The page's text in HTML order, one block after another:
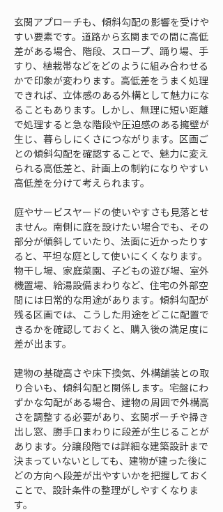
玄関アプローチも、傾斜勾配の影響を受けや
すい要素です。道路から玄関までの間に高低
差がある場合、階段、スロープ、踊り場、手
すり、植栽帯などをどのように組み合わせる
かで印象が変わります。高低差をうまく処理
できれば、立体感のある外構として魅力にな
ることもあります。しかし、無理に短い距離
で処理すると急な階段や圧迫感のある擁壁が
生じ、暮らしにくさにつながります。区画ご
との傾斜勾配を確認することで、魅力に変え
られる高低差と、計画上の制約になりやすい
高低差を分けて考えられます。
庭やサービスヤードの使いやすさも見落とせ
ません。南側に庭を設けたい場合でも、その
部分が傾斜していたり、法面に近かったりす
ると、平坦な庭として使いにくくなります。
物干し場、家庭菜園、子どもの遊び場、室外
機置場、給湯設備まわりなど、住宅の外部空
間には日常的な用途があります。傾斜勾配が
残る区画では、こうした用途をどこに配置で
きるかを確認しておくと、購入後の満足度に
差が出ます。
建物の基礎高さや床下換気、外構舗装との取
り合いも、傾斜勾配と関係します。宅盤にわ
ずかな勾配がある場合、建物の周囲で外構高
さを調整する必要があり、玄関ポーチや掃き
出し窓、勝手口まわりに段差が生じることが
あります。分譲段階では詳細な建築設計まで
決まっていないとしても、建物が建った後に
どの方向へ段差が出やすいかを把握しておく
ことで、設計条件の整理がしやすくなりま
す。